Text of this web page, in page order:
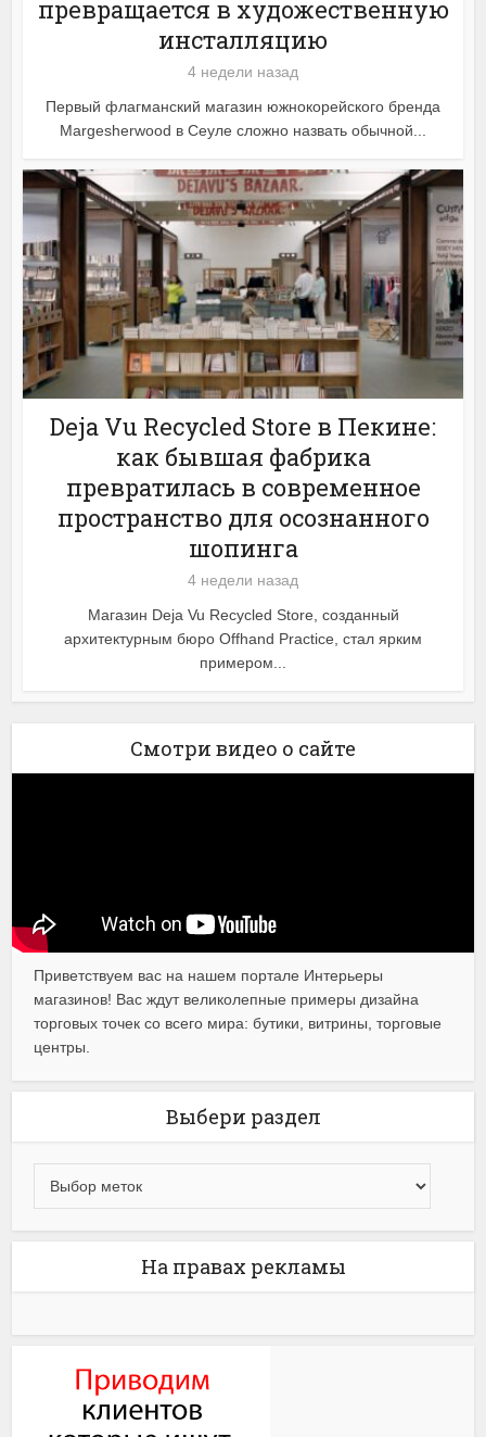
превращается в художественную
инсталляцию
4 недели назад
Первый флагманский магазин южнокорейского бренда
Margesherwood в Сеуле сложно назвать обычной...
Deja Vu Recycled Store в Пекине:
как бывшая фабрика
превратилась в современное
пространство для осознанного
шопинга
4 недели назад
Магазин Deja Vu Recycled Store, созданный
архитектурным бюро Offhand Practice, стал ярким
примером...
Смотри видео о сайте
Приветствуем вас на нашем портале Интерьеры
магазинов! Вас ждут великолепные примеры дизайна
торговых точек со всего мира: бутики, витрины, торговые
центры.
Выбери раздел
На правах рекламы